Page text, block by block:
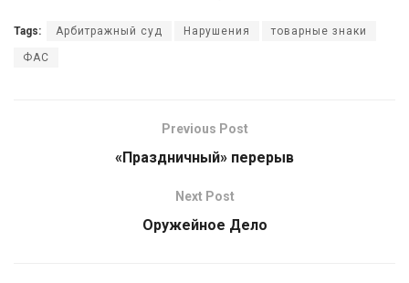
Tags: Арбитражный суд Нарушения товарные знаки
ФАС
Previous Post
«Праздничный» перерыв
Next Post
Оружейное Дело